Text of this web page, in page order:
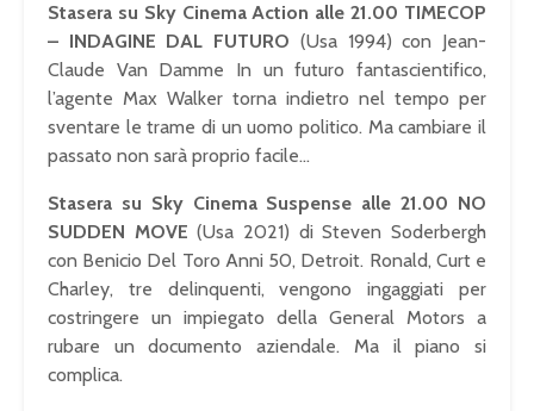
Stasera su Sky Cinema Action alle 21.00 TIMECOP
– INDAGINE DAL FUTURO (Usa 1994) con Jean-
Claude Van Damme In un futuro fantascientifico,
l’agente Max Walker torna indietro nel tempo per
sventare le trame di un uomo politico. Ma cambiare il
passato non sarà proprio facile…
Stasera su Sky Cinema Suspense alle 21.00 NO
SUDDEN MOVE (Usa 2021) di Steven Soderbergh
con Benicio Del Toro Anni 50, Detroit. Ronald, Curt e
Charley, tre delinquenti, vengono ingaggiati per
costringere un impiegato della General Motors a
rubare un documento aziendale. Ma il piano si
complica.